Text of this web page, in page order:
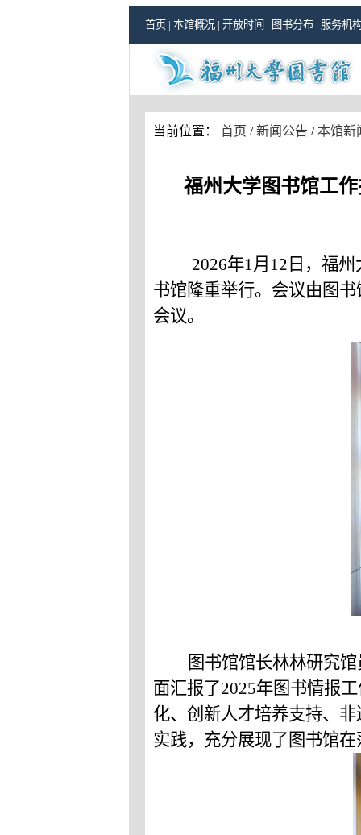
首页 | 本馆概况 | 开放时间 | 图书分布 | 服务机
当前位置： 首页 /新闻公告 /本馆新
福州大学图书馆工
2026年1月 12 日，福
书馆 隆重举行。会议由图
会议。
图书馆馆长林林研究馆
面汇报了2025年图书情报
化、创新人才培养支持、
实践， 充分展现了图书馆